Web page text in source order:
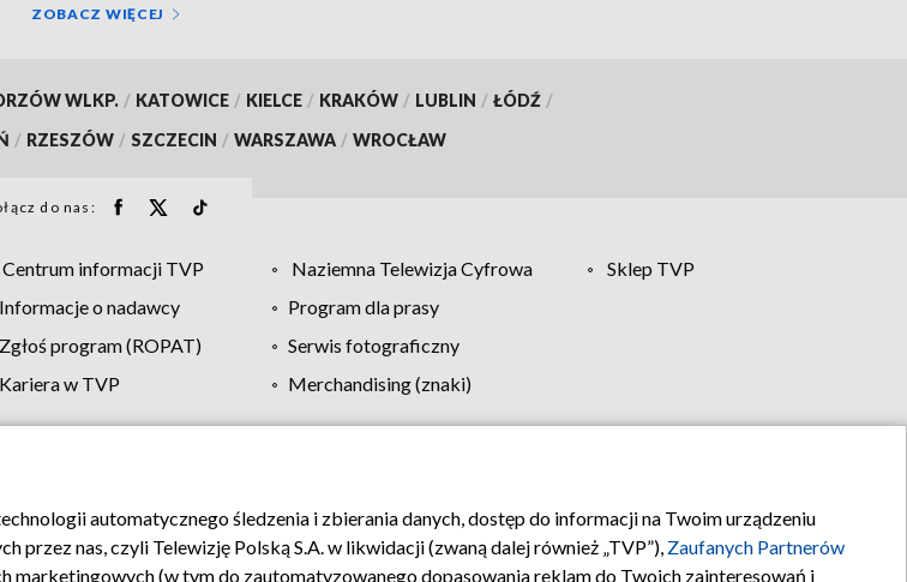
ZOBACZ WIĘCEJ
WLKP. / KATOWICE / KIELCE / KRAKÓW / LUBLIN / ŁÓDŹ /
/ RZESZÓW / SZCZECIN / WARSZAWA / WROCŁAW
do nas:
Centrum informacji TVP Naziemna Telewizja Cyfrowa
Sklep TVP
Informacje o nadawcy
Program dla prasy
Zgłoś program (ROPAT)
Serwis fotograficzny
Kariera w TVP
Merchandising (znaki)
Moje zgody Pomoc Biuro reklamy Kontakt
automatycznego śledzenia i zbierania danych, dostęp do informacji na Twoim urządzeniu
nas, czyli Telewizję Polską S.A. w likwidacji (zwaną dalej również „TVP”), Zaufanych Partnerów
marketingowych (w tym do zautomatyzowanego dopasowania reklam do Twoich zainteresowań i